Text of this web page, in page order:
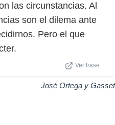
las circunstancias. Al
son el dilema ante
Pero el que
Ver frase
José Ortega y Gasset